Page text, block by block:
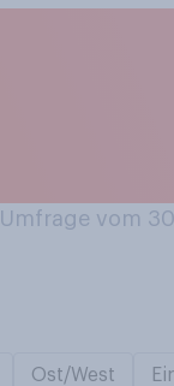
Umfrage vom
Ost/West